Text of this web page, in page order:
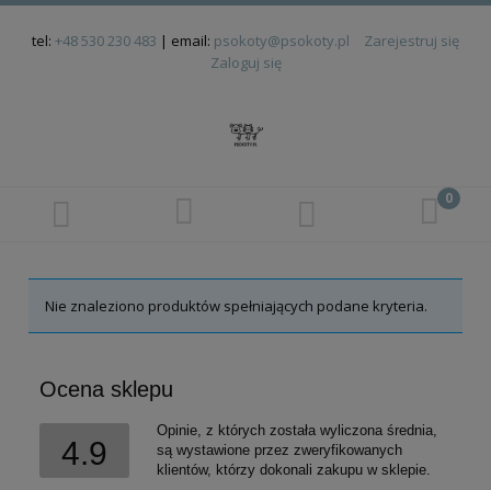
tel: +48 530 230 483 | email: psokoty@psokoty.pl
Zarejestruj się
Zaloguj się
Nie znaleziono produktów spełniających podane kryteria.
Ocena sklepu
4.9
Opinie, z których została wyliczona średnia,
są wystawione przez zweryfikowanych
klientów, którzy dokonali zakupu w sklepie.